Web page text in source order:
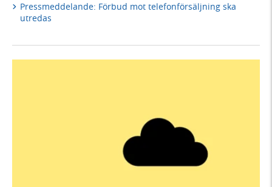
Pressmeddelande: Förbud mot telefonförsäljning ska
utredas